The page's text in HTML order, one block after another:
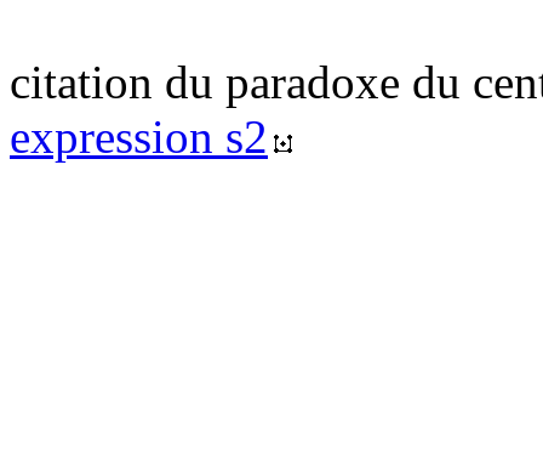
citation du paradoxe du
expression s2